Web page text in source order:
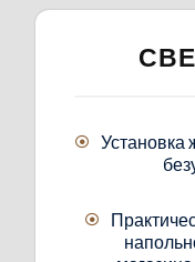
Установка